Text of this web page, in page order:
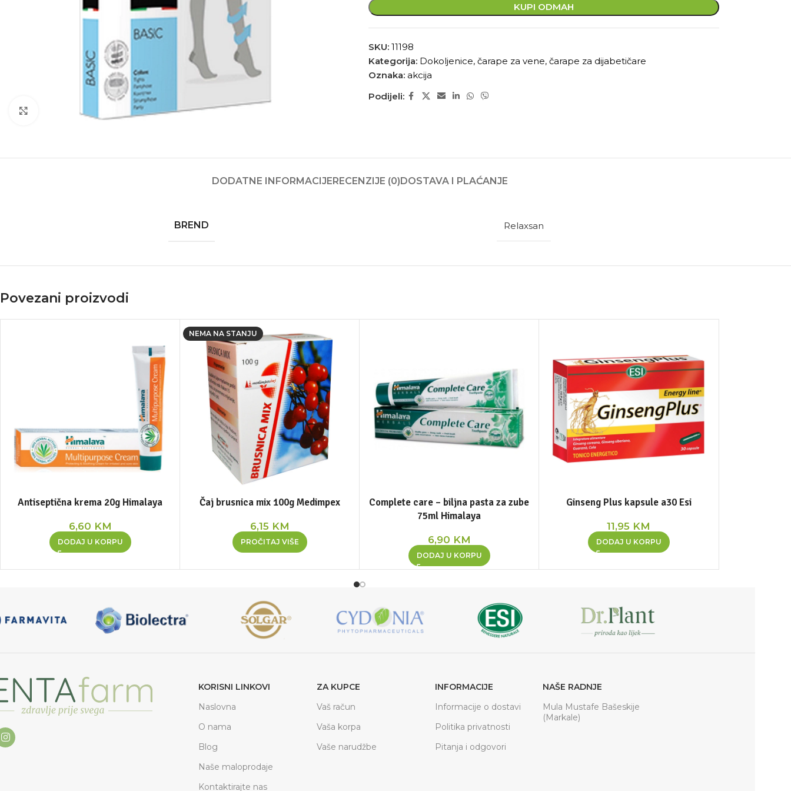
KUPI ODMAH
SKU: 11198
Kategorija: Dokoljenice, čarape za vene, čarape za dijabetičare
Oznaka: akcija
Podijeli:
DODATNE INFORMACIJERECENZIJE (0)DOSTAVA I PLAĆANJE
BREND Relaxsan
Povezani proizvodi
Antiseptična krema 20g Himalaya
6,60 KM
DODAJ U KORPU
NEMA NA STANJU
Čaj brusnica mix 100g Medimpex
6,15 KM
PROČITAJ VIŠE
Complete care – biljna pasta za zube
75ml Himalaya
6,90 KM
DODAJ U KORPU
Ginseng Plus kapsule a30 Esi
11,95 KM
DODAJ U KORPU
KORISNI LINKOVI
Naslovna
O nama
Blog
Naše maloprodaje
Kontaktirajte nas
ZA KUPCE
Vaš račun
Vaša korpa
Vaše narudžbe
INFORMACIJE
Informacije o dostavi
Politika privatnosti
Pitanja i odgovori
NAŠE RADNJE
Mula Mustafe Bašeskije
(Markale)